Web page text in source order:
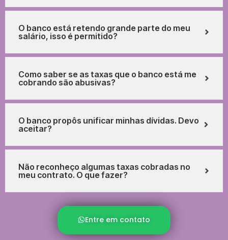
O banco está retendo grande parte do meu
salário, isso é permitido?
Como saber se as taxas que o banco está me
cobrando são abusivas?
O banco propôs unificar minhas dívidas. Devo
aceitar?
Não reconheço algumas taxas cobradas no
meu contrato. O que fazer?
Entre em contato